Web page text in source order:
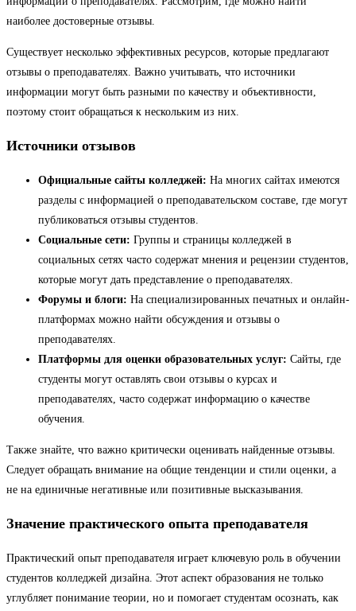
наиболее достоверные отзывы.
Существует несколько эффективных ресурсов, которые предлагают
отзывы о преподавателях. Важно учитывать, что источники
информации могут быть разными по качеству и объективности,
поэтому стоит обращаться к нескольким из них.
Источники отзывов
Официальные сайты колледжей: На многих сайтах имеются
разделы с информацией о преподавательском составе, где могут
публиковаться отзывы студентов.
Социальные сети: Группы и страницы колледжей в
социальных сетях часто содержат мнения и рецензии студентов,
которые могут дать представление о преподавателях.
Форумы и блоги: На специализированных печатных и онлайн-
платформах можно найти обсуждения и отзывы о
преподавателях.
Платформы для оценки образовательных услуг: Сайты, где
студенты могут оставлять свои отзывы о курсах и
преподавателях, часто содержат информацию о качестве
обучения.
Также знайте, что важно критически оценивать найденные отзывы.
Следует обращать внимание на общие тенденции и стили оценки, а
не на единичные негативные или позитивные высказывания.
Значение практического опыта преподавателя
Практический опыт преподавателя играет ключевую роль в обучении
студентов колледжей дизайна. Этот аспект образования не только
углубляет понимание теории, но и помогает студентам осознать, как